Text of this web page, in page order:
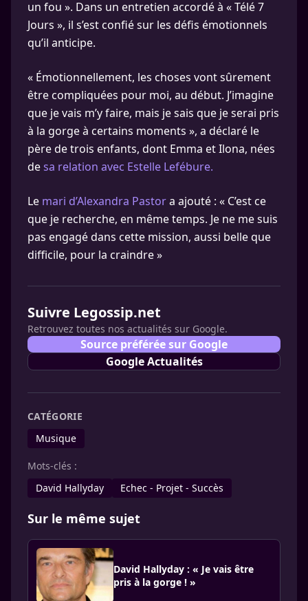
un fou ». Dans un entretien accordé à « Télé 7
Jours », il s’est confié sur les défis émotionnels
qu’il anticipe.
« Émotionnellement, les choses vont sûrement
être compliquées pour moi, au début. J’imagine
que je vais m’y faire, mais je sais que je serai pris
à la gorge à certains moments », a déclaré le
père de trois enfants, dont Emma et Ilona, nées
desa relation avec Estelle Lefébure.
Le mari d’Alexandra Pastora ajouté : « C’est ce
que je recherche, en même temps. Je ne me suis
pas engagé dans cette mission, aussi belle que
difficile, pour la craindre »
Suivre Legossip.net
Retrouvez toutes nos actualités sur Google.
Source préférée sur Google
Google Actualités
CATÉGORIE
Musique
Mots-clés :
David Hallyday
Echec - Projet - Succès
Sur le même sujet
David Hallyday : « Je vais être
pris à la gorge ! »